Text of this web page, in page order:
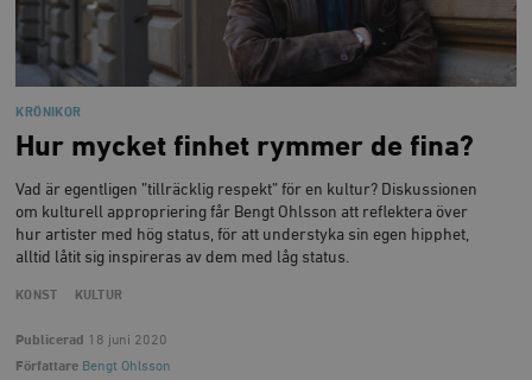
KRÖNIKOR
Hur mycket finhet rymmer de fina?
Vad är egentligen ”tillräcklig respekt” för en kultur? Diskussionen
om kulturell appropriering får Bengt Ohlsson att reflektera över
hur artister med hög status, för att understyka sin egen hipphet,
alltid låtit sig inspireras av dem med låg status.
KONST KULTUR
Publicerad 18 juni 2020
Författare Bengt Ohlsson